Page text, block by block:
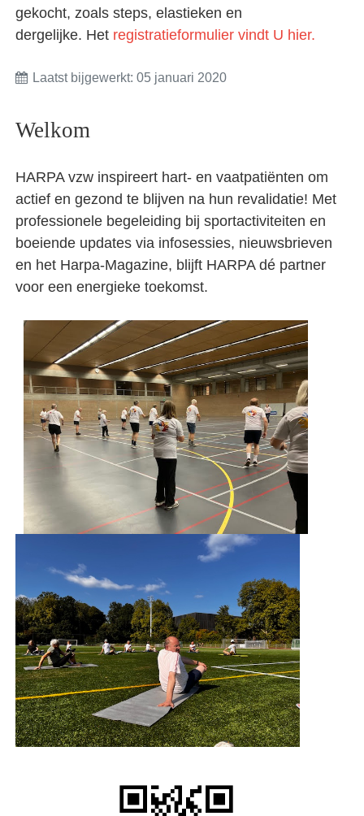
gekocht, zoals steps, elastieken en
dergelijke. Het registratieformulier vindt U hier.
Laatst bijgewerkt: 05 januari 2020
Welkom
HARPA vzw inspireert hart- en vaatpatiënten om
actief en gezond te blijven na hun revalidatie! Met
professionele begeleiding bij sportactiviteiten en
boeiende updates via infosessies, nieuwsbrieven
en het Harpa-Magazine, blijft HARPA dé partner
voor een energieke toekomst.